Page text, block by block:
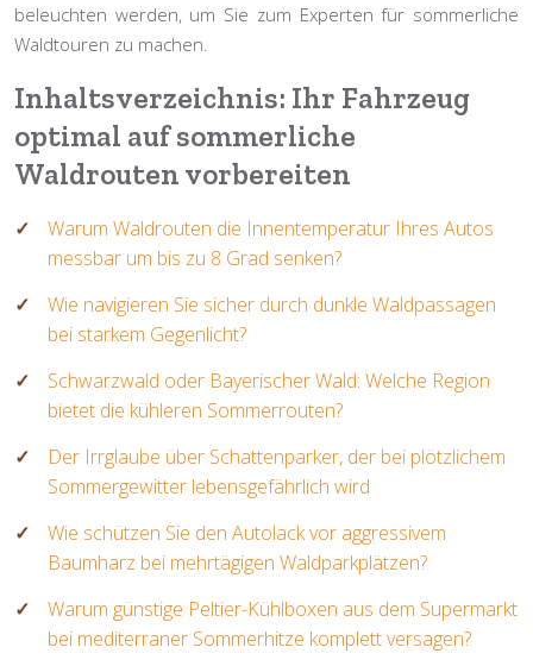
beleuchten werden, um Sie zum Experten für sommerliche
Waldtouren zu machen.
Inhaltsverzeichnis: Ihr Fahrzeug
optimal auf sommerliche
Waldrouten vorbereiten
Warum Waldrouten die Innentemperatur Ihres Autos
messbar um bis zu 8 Grad senken?
Wie navigieren Sie sicher durch dunkle Waldpassagen
bei starkem Gegenlicht?
Schwarzwald oder Bayerischer Wald: Welche Region
bietet die kühleren Sommerrouten?
Der Irrglaube über Schattenparker, der bei plötzlichem
Sommergewitter lebensgefährlich wird
Wie schützen Sie den Autolack vor aggressivem
Baumharz bei mehrtägigen Waldparkplätzen?
Warum günstige Peltier-Kühlboxen aus dem Supermarkt
bei mediterraner Sommerhitze komplett versagen?